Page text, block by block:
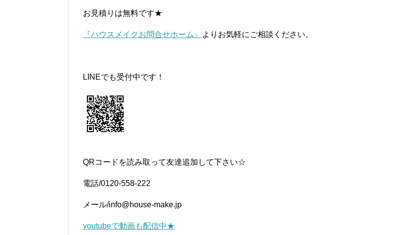
お見積りは無料です★
『ハウスメイクお問合せホーム』 よりお気軽にご相談ください。
LINEでも受付中です！
QRコードを読み取って友達追加して下さい☆
電話/0120-558-222
メール/info@house-make.jp
youtubeで動画も配信中★